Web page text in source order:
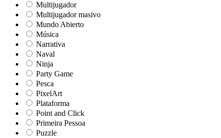
Multijugador
Multijugador masivo
Mundo Abierto
Música
Narrativa
Naval
Ninja
Party Game
Pesca
PixelArt
Plataforma
Point and Click
Primeira Pessoa
Puzzle